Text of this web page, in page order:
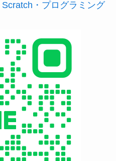
・プログラミング